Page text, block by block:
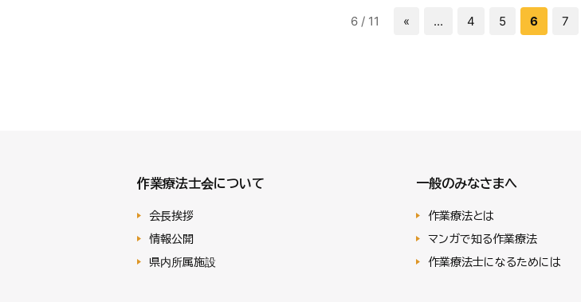
6 / 11 « ... 4 5 6 7
作業療法士会について
会長挨拶
情報公開
県内所属施設
一般のみなさまへ
作業療法とは
マンガで知る作業療法
作業療法士になるためには